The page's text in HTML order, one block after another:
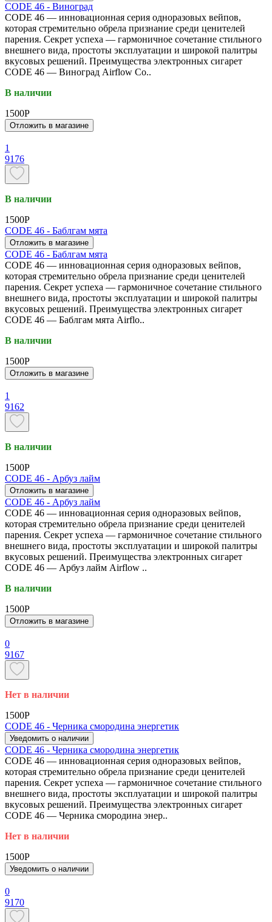
CODE 46 - Виноград
CODE 46 — инновационная серия одноразовых вейпов,
которая стремительно обрела признание среди ценителей
парения. Секрет успеха — гармоничное сочетание стильного
внешнего вида, простоты эксплуатации и широкой палитры
вкусовых решений. Преимущества электронных сигарет
CODE 46 — Виноград Airflow Co..
В наличии
1500P
Отложить в магазине
1
9176
В наличии
1500P
CODE 46 - Баблгам мята
Отложить в магазине
CODE 46 - Баблгам мята
CODE 46 — инновационная серия одноразовых вейпов,
которая стремительно обрела признание среди ценителей
парения. Секрет успеха — гармоничное сочетание стильного
внешнего вида, простоты эксплуатации и широкой палитры
вкусовых решений. Преимущества электронных сигарет
CODE 46 — Баблгам мята Airflo..
В наличии
1500P
Отложить в магазине
1
9162
В наличии
1500P
CODE 46 - Арбуз лайм
Отложить в магазине
CODE 46 - Арбуз лайм
CODE 46 — инновационная серия одноразовых вейпов,
которая стремительно обрела признание среди ценителей
парения. Секрет успеха — гармоничное сочетание стильного
внешнего вида, простоты эксплуатации и широкой палитры
вкусовых решений. Преимущества электронных сигарет
CODE 46 — Арбуз лайм Airflow ..
В наличии
1500P
Отложить в магазине
0
9167
Нет в наличии
1500P
CODE 46 - Черника смородина энергетик
Уведомить о наличии
CODE 46 - Черника смородина энергетик
CODE 46 — инновационная серия одноразовых вейпов,
которая стремительно обрела признание среди ценителей
парения. Секрет успеха — гармоничное сочетание стильного
внешнего вида, простоты эксплуатации и широкой палитры
вкусовых решений. Преимущества электронных сигарет
CODE 46 — Черника смородина энер..
Нет в наличии
1500P
Уведомить о наличии
0
9170